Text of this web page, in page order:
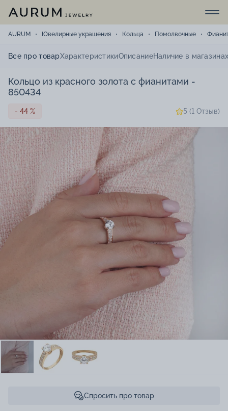
AURUM Ювелирные украшения Кольца Помолвочные
Все про товарХарактеристикиОписаниеНаличие в
Кольцо из красного золота с фианитами -
850434
- 44 % 5 (1 Отзыв)
Спросить про товар